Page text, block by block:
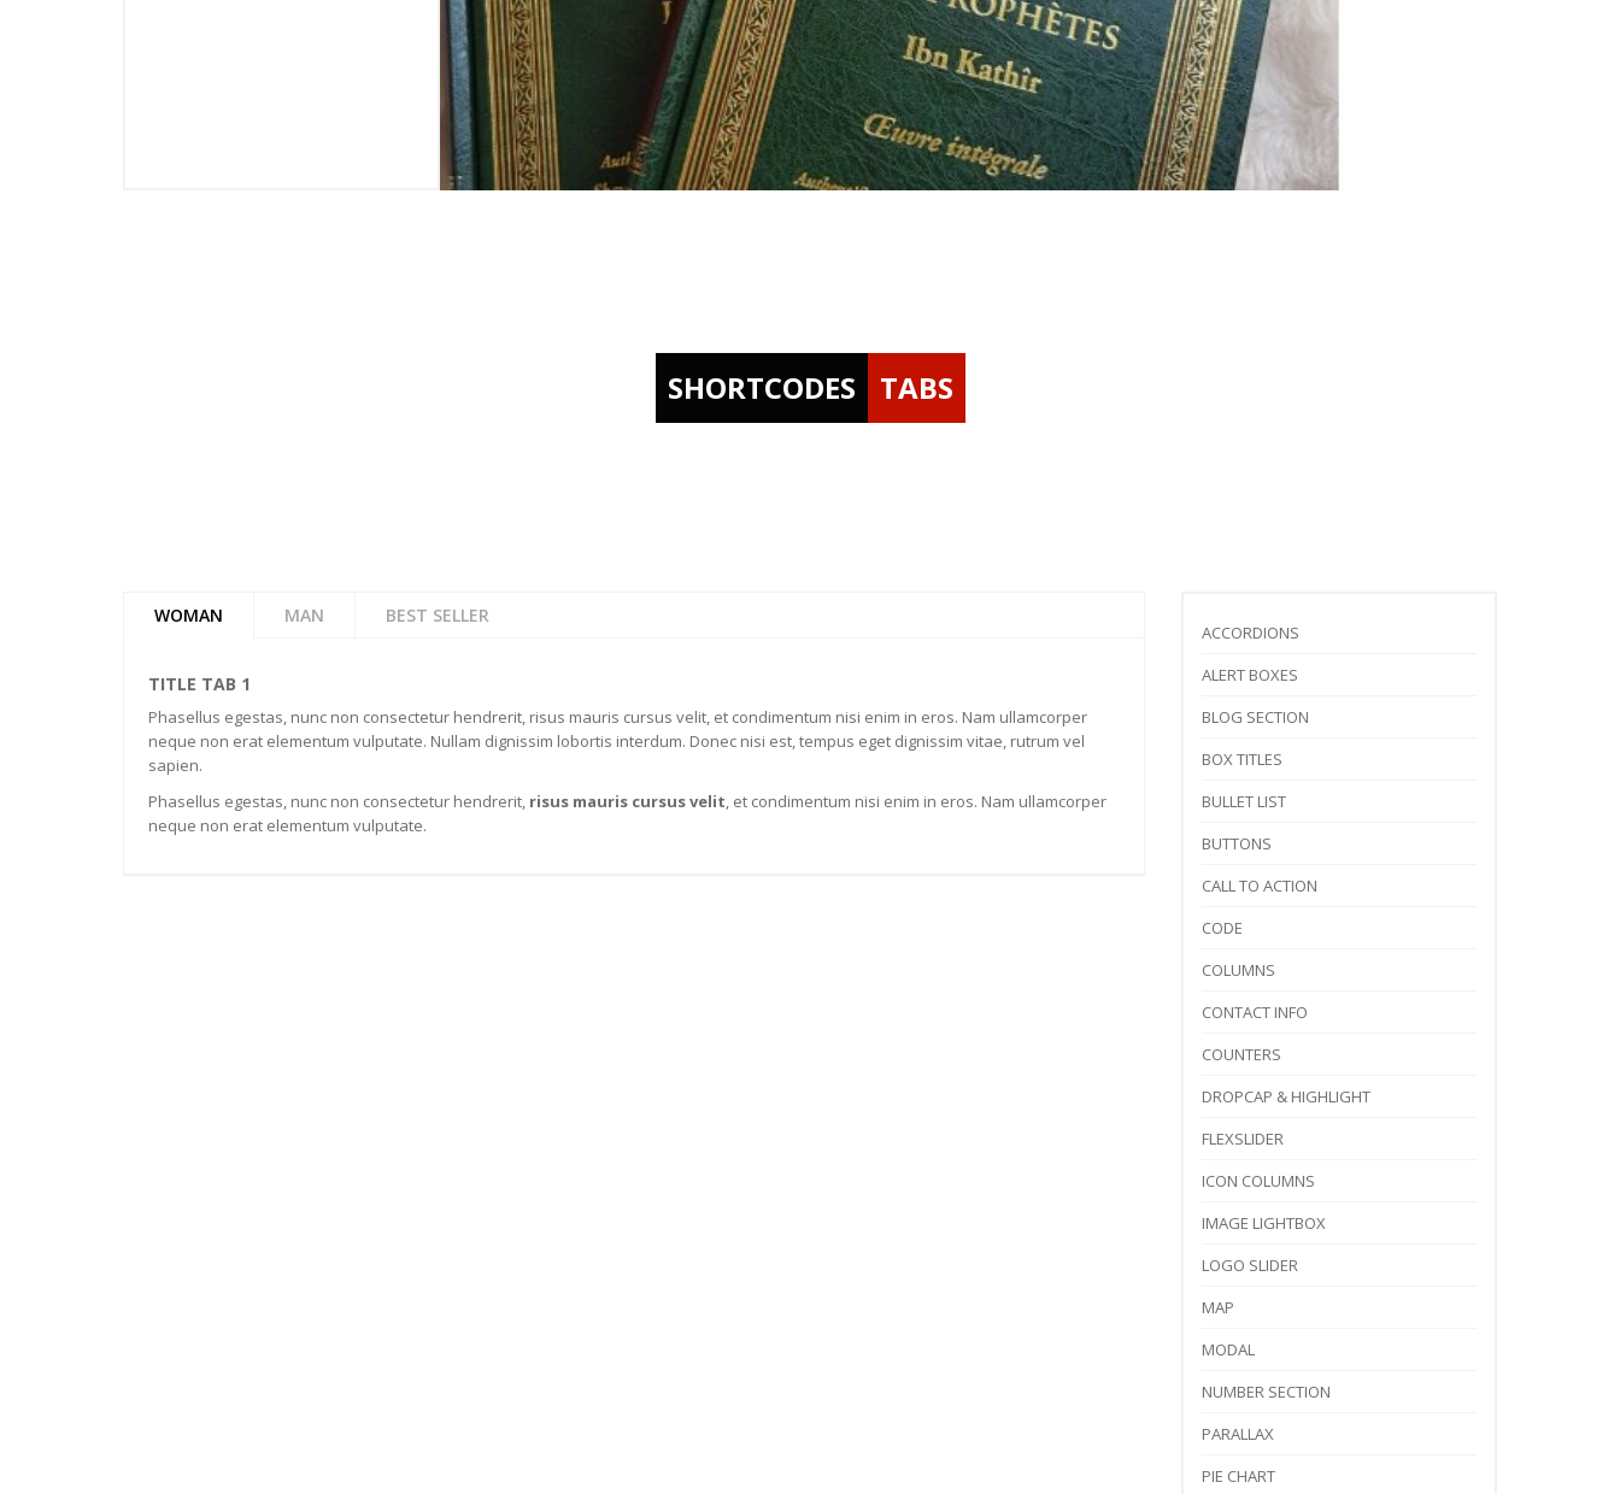
SHORTCODES TABS
WOMAN MAN BEST SELLER
TITLE TAB 1
Phasellus egestas, nunc non consectetur hendrerit, risus mauris cursus velit, et condimentum nisi enim in eros. Nam ullamcorper
neque non erat elementum vulputate. Nullam dignissim lobortis interdum. Donec nisi est, tempus eget dignissim vitae, rutrum vel
sapien.
Phasellus egestas, nunc non consectetur hendrerit, risus mauris cursus velit, et condimentum nisi enim in eros. Nam ullamcorper
neque non erat elementum vulputate.
ACCORDIONS
ALERT BOXES
BLOG SECTION
BOX TITLES
BULLET LIST
BUTTONS
CALL TO ACTION
CODE
COLUMNS
CONTACT INFO
COUNTERS
DROPCAP & HIGHLIGHT
FLEXSLIDER
ICON COLUMNS
IMAGE LIGHTBOX
LOGO SLIDER
MAP
MODAL
NUMBER SECTION
PARALLAX
PIE CHART